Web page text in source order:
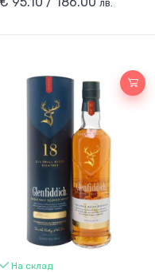
лв.
На склад